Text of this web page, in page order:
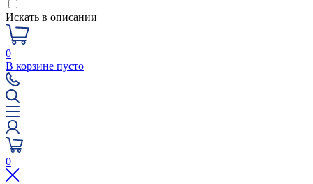
Искать в описании
0
В корзине пусто
0